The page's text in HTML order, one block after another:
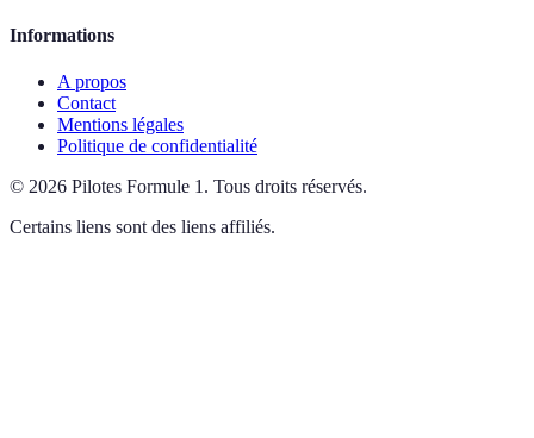
Informations
A propos
Contact
Mentions légales
Politique de confidentialité
© 2026 Pilotes Formule 1 . Tous droits réservés.
Certains liens sont des liens affiliés.